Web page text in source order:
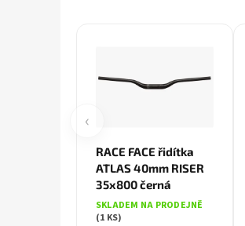
‹
RACE FACE řidítka
ATLAS 40mm RISER
35x800 černá
SKLADEM NA PRODEJNĚ
(1 KS)